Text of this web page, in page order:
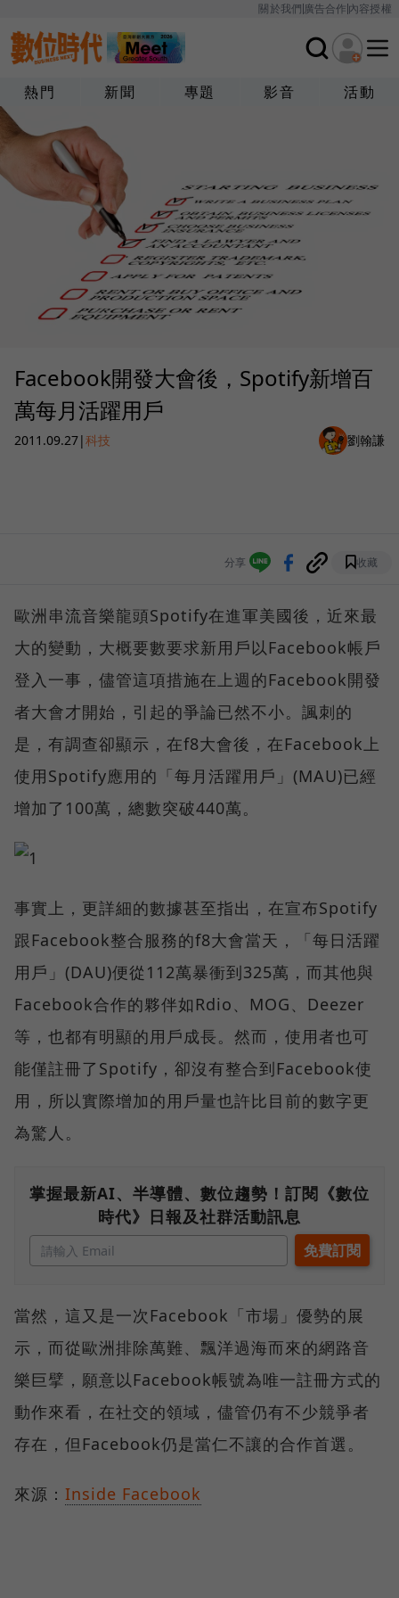
關於我們廣告合作內容授權
熱門 新聞 專題 影音 活動
Facebook開發大會後，Spotify新增百
萬每月活躍用戶
2011.09.27|科技 劉翰謙
分享 收藏
歐洲串流音樂龍頭Spotify在進軍美國後，近來最
大的變動，大概要數要求新用戶以Facebook帳戶
登入一事，儘管這項措施在上週的Facebook開發
者大會才開始，引起的爭論已然不小。諷刺的
是，有調查卻顯示，在f8大會後，在Facebook上
使用Spotify應用的「每月活躍用戶」(MAU)已經
增加了100萬，總數突破440萬。
事實上，更詳細的數據甚至指出，在宣布Spotify
跟Facebook整合服務的f8大會當天，「每日活躍
用戶」(DAU)便從112萬暴衝到325萬，而其他與
Facebook合作的夥伴如Rdio、MOG、Deezer
等，也都有明顯的用戶成長。然而，使用者也可
能僅註冊了Spotify，卻沒有整合到Facebook使
用，所以實際增加的用戶量也許比目前的數字更
為驚人。
掌握最新AI、半導體、數位趨勢！訂閱《數位
時代》日報及社群活動訊息
當然，這又是一次Facebook「市場」優勢的展
示，而從歐洲排除萬難、飄洋過海而來的網路音
樂巨擘，願意以Facebook帳號為唯一註冊方式的
動作來看，在社交的領域，儘管仍有不少競爭者
存在，但Facebook仍是當仁不讓的合作首選。
來源： Inside Facebook